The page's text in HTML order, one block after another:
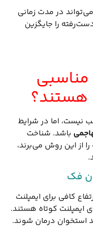
در مدت زمانی
را جایگزین
مناسبی
هستند؟
نیست، اما در شرایط
باشد. شناخت
از این روش می‌برند،
کافی برای ایمپلنت
ایمپلنت کوتاه هستند.
استخوان درمان شوند.